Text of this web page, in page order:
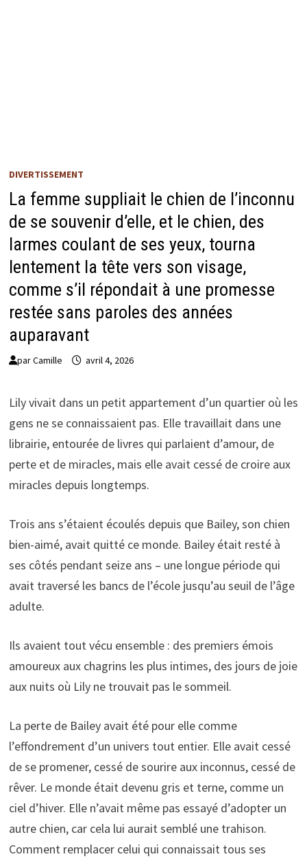
DIVERTISSEMENT
La femme suppliait le chien de l’inconnu
de se souvenir d’elle, et le chien, des
larmes coulant de ses yeux, tourna
lentement la tête vers son visage,
comme s’il répondait à une promesse
restée sans paroles des années
auparavant
parCamille avril 4, 2026
Lily vivait dans un petit appartement d’un quartier où les
gens ne se connaissaient pas. Elle travaillait dans une
librairie, entourée de livres qui parlaient d’amour, de
perte et de miracles, mais elle avait cessé de croire aux
miracles depuis longtemps.
Trois ans s’étaient écoulés depuis que Bailey, son chien
bien-aimé, avait quitté ce monde. Bailey était resté à
ses côtés pendant seize ans – une longue période qui
avait traversé les bancs de l’école jusqu’au seuil de l’âge
adulte.
Ils avaient tout vécu ensemble : des premiers émois
amoureux aux chagrins les plus intimes, des jours de joie
aux nuits où Lily ne trouvait pas le sommeil.
La perte de Bailey avait été pour elle comme
l’effondrement d’un univers tout entier. Elle avait cessé
de se promener, cessé de sourire aux inconnus, cessé de
rêver. Le monde était devenu gris et terne, comme un
ciel d’hiver. Elle n’avait même pas essayé d’adopter un
autre chien, car cela lui aurait semblé une trahison.
Comment remplacer celui qui connaissait tous ses